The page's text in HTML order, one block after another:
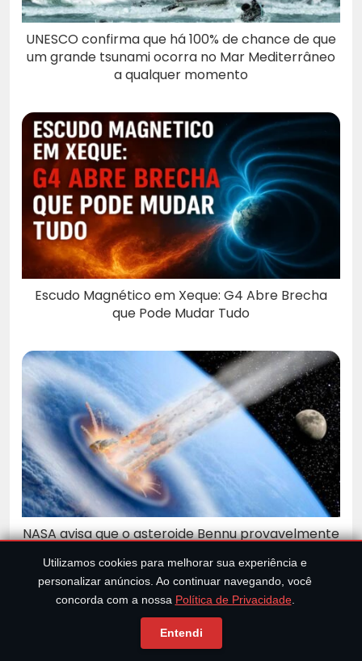
UNESCO confirma que há 100% de chance de que
um grande tsunami ocorra no Mar Mediterrâneo
a qualquer momento
Escudo Magnético em Xeque: G4 Abre Brecha
que Pode Mudar Tudo
NASA avisa que o asteroide Bennu provavelmente
Utilizamos cookies para melhorar sua experiência e
personalizar anúncios. Ao continuar navegando, você
concorda com a nossa Política de Privacidade.
Entendi